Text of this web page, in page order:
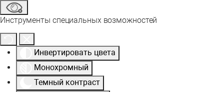
Инструменты специальных возможностей
Инвертировать цвета
Монохромный
Темный контраст